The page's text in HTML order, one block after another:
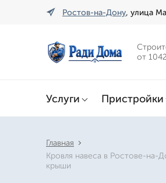
Ростов-на-Дону, улица
от
Услуги Пристройки
Главная
Кровля навеса в Ростове-на-
крыши